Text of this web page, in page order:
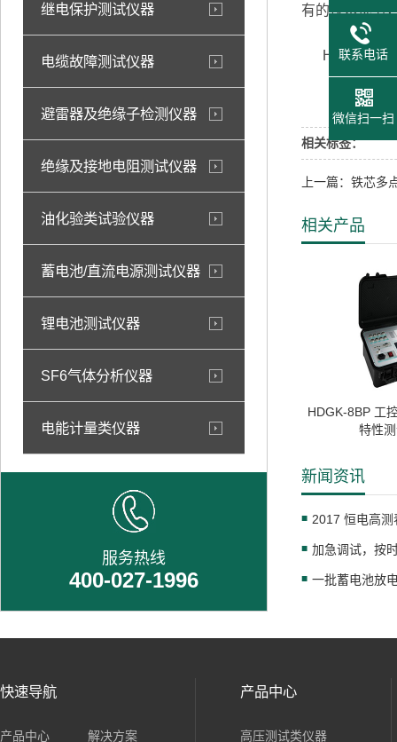
继电保护测试仪器
电缆故障测试仪器
避雷器及绝缘子检测仪器
绝缘及接地电阻测试仪器
油化验类试验仪器
蓄电池/直流电源测试仪器
锂电池测试仪器
SF6气体分析仪器
电能计量类仪器
服务热线
400-027-1996
有的技术优势
HDCT-A互感
武汉恒
相关标签：
上一篇：铁芯多
相关产品
HDGK-8BP 工
特性
新闻资讯
2017 恒电高
一批蓄电池放
快速导航
产品中心 解决方案
产品中心
高压测试类仪器
联系电话
微信扫一扫